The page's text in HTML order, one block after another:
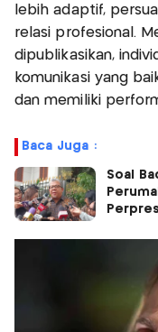
lebih adaptif,
relasi profesional.
dipublikasikan,
komunikasi yang
dan memiliki
Baca Juga :
Soal
Perpres